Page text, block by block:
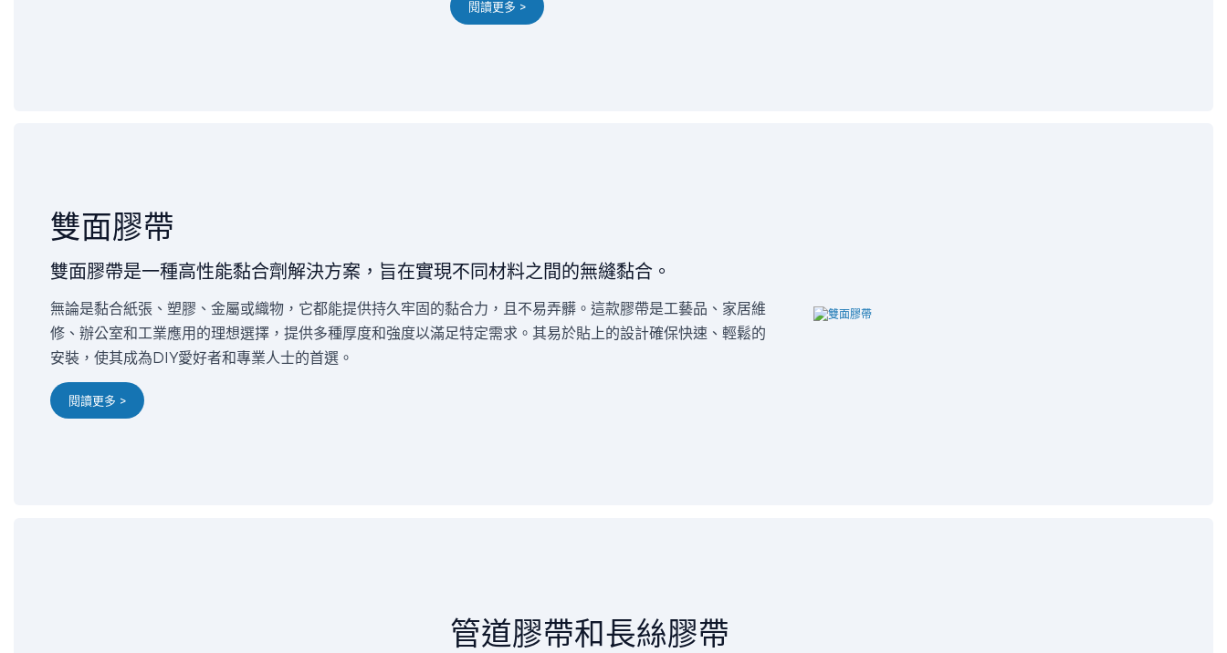
閱讀更多 >
雙面膠帶
雙面膠帶是一種高性能黏合劑解決方案，旨在實現不同材料之間的無縫黏合。
無論是黏合紙張、塑膠、金屬或織物，它都能提供持久牢固的黏合力，且不易弄髒。這款膠帶是工藝品、家居維
修、辦公室和工業應用的理想選擇，提供多種厚度和強度以滿足特定需求。其易於貼上的設計確保快速、輕鬆的
安裝，使其成為DIY愛好者和專業人士的首選。
閱讀更多 >
管道膠帶和長絲膠帶